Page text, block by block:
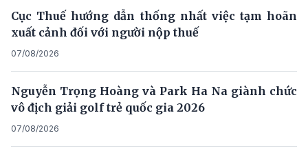
Cục Thuế hướng dẫn thống nhất việc tạm hoãn
xuất cảnh đối với người nộp thuế
07/08/2026
Nguyễn Trọng Hoàng và Park Ha Na giành chức
vô địch giải golf trẻ quốc gia 2026
07/08/2026